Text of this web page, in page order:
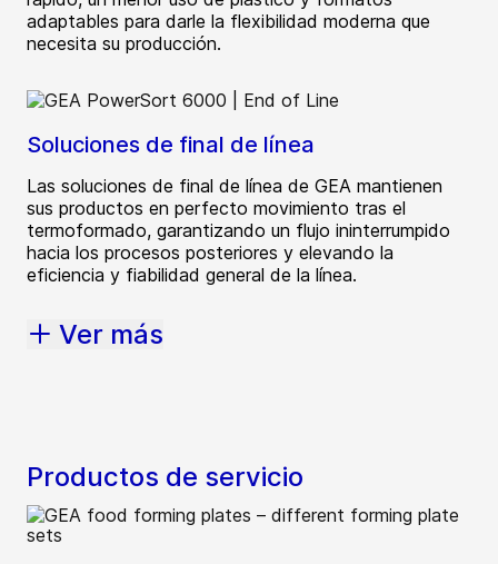
adaptables para darle la flexibilidad moderna que
necesita su producción.
Soluciones de final de línea
Las soluciones de final de línea de GEA mantienen
sus productos en perfecto movimiento tras el
termoformado, garantizando un flujo ininterrumpido
hacia los procesos posteriores y elevando la
eficiencia y fiabilidad general de la línea.
Ver más
Productos de servicio